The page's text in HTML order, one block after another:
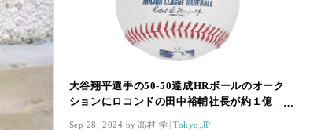
大谷翔平選手の50-50達成HRボールのオーク
ションにロコンドの田中裕輔社長が約１億
Sep 28, 2024. 高村 学 Tokyo,JP